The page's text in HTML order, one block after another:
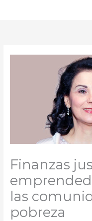
Finanzas
las
pobreza